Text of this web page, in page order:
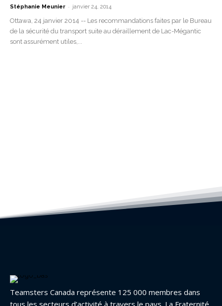
Stéphanie Meunier - janvier 24, 2014
Ottawa, 24 janvier 2014 -- Les recommandations faites par le Bureau
de la sécurité du transport suite au déraillement de Lac-Mégantic
sont assurément utiles,...
Teamsters Canada représente 125 000 membres dans
tous les secteurs d’activité à travers le pays. La Fraternité